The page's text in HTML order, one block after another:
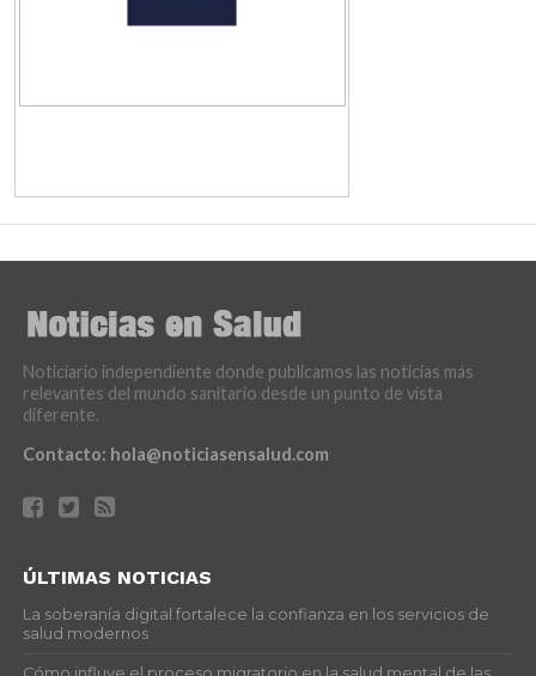
Noticiario independiente donde publicamos las noticias más
relevantes del mundo sanitario desde un punto de vista
diferente.
Contacto: hola@noticiasensalud.com
ÚLTIMAS NOTICIAS
La soberanía digital fortalece la confianza en los servicios de
salud modernos